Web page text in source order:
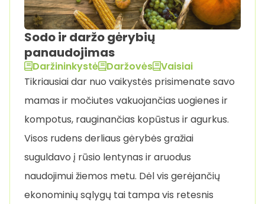
Sodo ir daržo gėrybių
panaudojimas
Daržininkystė Daržovės
Vaisiai
Tikriausiai dar nuo vaikystės prisimenate savo
mamas ir močiutes vakuojančias uogienes ir
kompotus, rauginančias kopūstus ir agurkus.
Visos rudens derliaus gėrybės gražiai
suguldavo į rūsio lentynas ir aruodus
naudojimui žiemos metu. Dėl vis gerėjančių
ekonominių sąlygų tai tampa vis retesnis